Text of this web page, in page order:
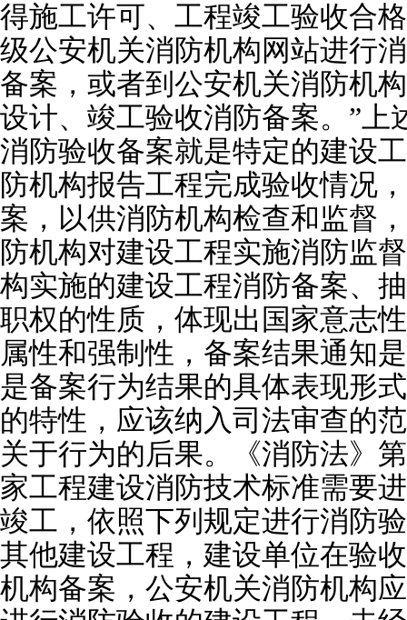
得施工许可、工程竣工验收合
级公安机关消防机构网站进行
备案，或者到公安机关消防机
设计、竣工验收消防备案。”上
消防验收备案就是特定的建设
防机构报告工程完成验收情况
案，以供消防机构检查和监督
防机构对建设工程实施消防监
构实施的建设工程消防备案、
职权的性质，体现出国家意志
属性和强制性，备案结果通知
是备案行为结果的具体表现形
的特性，应该纳入司法审查的
关于行为的后果。《消防法》
家工程建设消防技术标准需要
竣工，依照下列规定进行消防
其他建设工程，建设单位在验
机构备案，公安机关消防机构